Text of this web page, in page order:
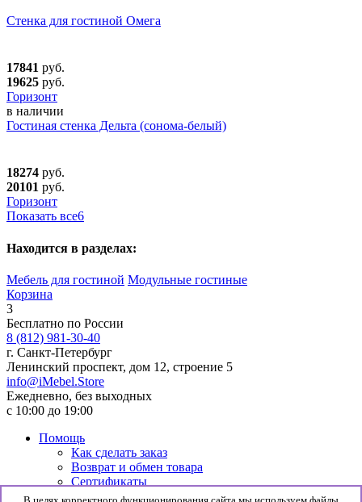
Стенка для гостиной Омега
17841 руб.
19625 руб.
Горизонт
в наличии
Гостиная стенка Дельта (сонома-белый)
18274 руб.
20101 руб.
Горизонт
Показать все6
Находится в разделах:
Мебель для гостиной Модульные гостиные
Корзина
3
Бесплатно по России
8 (812) 981-30-40
г. Санкт-Петербург
Ленинский проспект, дом 12, строение 5
info@iMebel.Store
Ежедневно, без выходных
с 10:00 до 19:00
Помощь
Как сделать заказ
Возврат и обмен товара
Сертификаты
Информация